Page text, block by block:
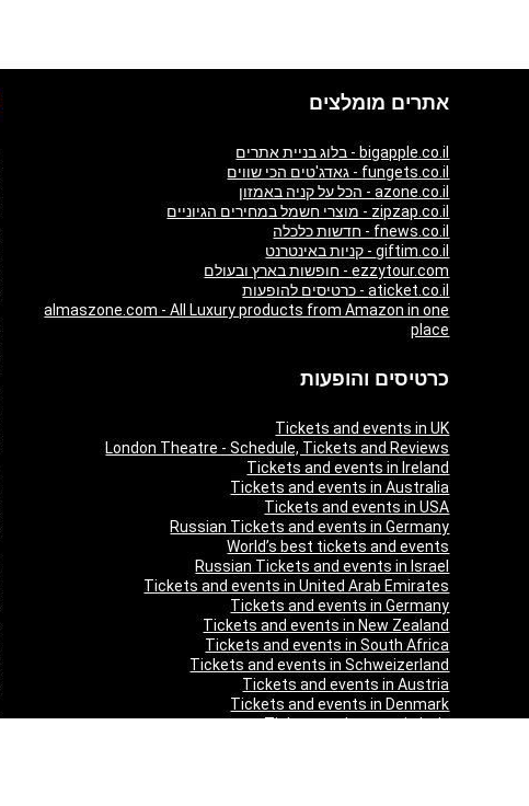
אתרים מומלצים
bigapple.co.il - בלוג בניית אתרים
fungets.co.il - גאדג'טים הכי שווים
azone.co.il - הכל על קניה באמזון
zipzap.co.il - מוצרי חשמל במחירים הגיוניים
fnews.co.il - חדשות כלכלה
giftim.co.il - קניות באינטרנט
ezzytour.com - חופשות בארץ ובעולם
aticket.co.il - כרטיסים להופעות
almaszone.com - All Luxury products from Amazon in one
place
כרטיסים והופעות
Tickets and events in UK
London Theatre - Schedule, Tickets and Reviews
Tickets and events in Ireland
Tickets and events in Australia
Tickets and events in USA
Russian Tickets and events in Germany
World’s best tickets and events
Russian Tickets and events in Israel
Tickets and events in United Arab Emirates
Tickets and events in Germany
Tickets and events in New Zealand
Tickets and events in South Africa
Tickets and events in Schweizerland
Tickets and events in Austria
Tickets and events in Denmark
Tickets and events in Italy